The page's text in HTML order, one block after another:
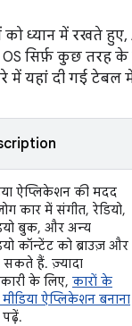
ध्यान में रखते
OS सिर्फ़ कुछ तरह
यहां दी गई टेबल में
ऐप्लिकेशन की मदद
कार में संगीत, रेडियो,
बुक, और अन्य
कॉन्टेंट को ब्राउज़ और
सकते हैं. ज़्यादा
के लिए, कारों के
ऐप्लिकेशन बनाना